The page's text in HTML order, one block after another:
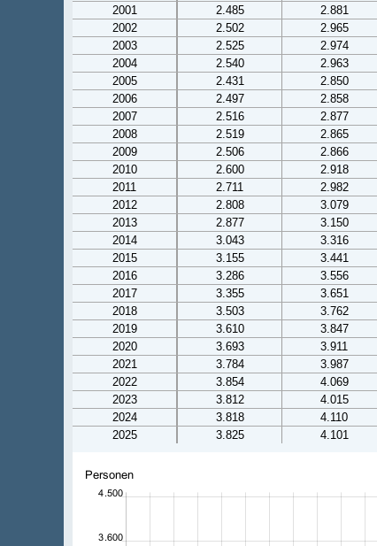
2001
2.485 2.881
2002
2.502 2.965
2003
2.525 2.974
2004
2.540 2.963
2005
2.431 2.850
2006
2.497 2.858
2007
2.516 2.877
2008
2.519 2.865
2009
2.506 2.866
2010
2.600 2.918
2011
2.711 2.982
2012
2.808 3.079
2013
2.877 3.150
2014
3.043 3.316
2015
3.155 3.441
2016
3.286 3.556
2017
3.355 3.651
2018
3.503 3.762
2019
3.610 3.847
2020
3.693 3.911
2021
3.784 3.987
2022
3.854 4.069
2023
3.812 4.015
2024
3.818 4.110
2025
3.825 4.101